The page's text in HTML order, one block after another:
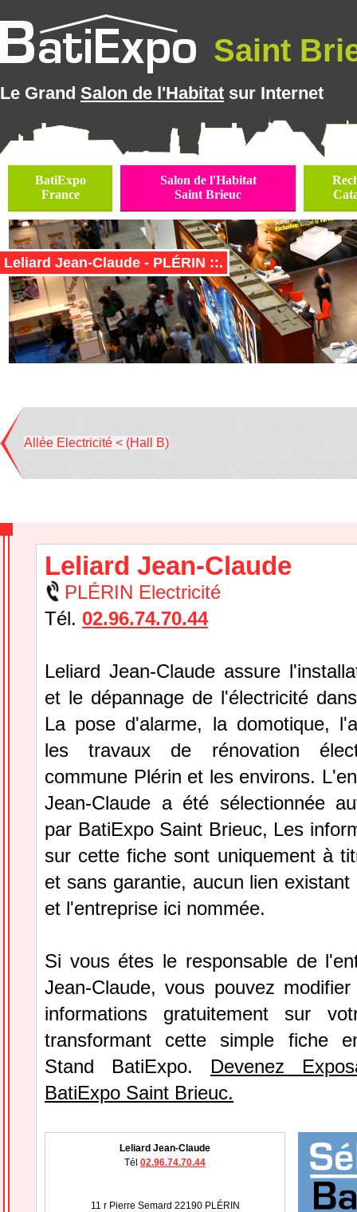
Saint
Le Grand Salon de l'Habitat sur Internet
BatiExpo
France
Salon de l'Habitat
Saint Brieuc
Leliard Jean-Claude - PLÉRIN ::.
Allée Electricité < (Hall B)
Leliard Jean-Claude
PLÉRIN Electricité
Tél. 02.96.74.70.44
Leliard Jean-Claude assure
et le dépannage de l'électricité
La pose d'alarme, la domotique,
les travaux de rénovation
commune Plérin et les environs.
Jean-Claude a été sélectionnée
par BatiExpo Saint Brieuc, Les
sur cette fiche sont uniquement à
et sans garantie, aucun lien
et l'entreprise ici nommée.
Si vous étes le responsable de
Jean-Claude, vous pouvez
informations gratuitement sur
transformant cette simple fiche
Stand BatiExpo. Devenez
BatiExpo Saint Brieuc.
Leliard Jean-Claude
Tél 02.96.74.70.44
11 r Pierre Semard 22190 PLÉRIN